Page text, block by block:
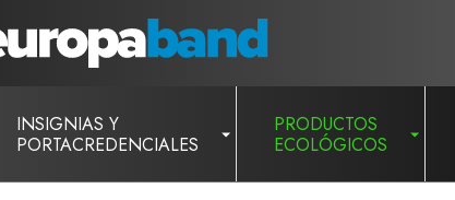
INSIGNIAS Y
PORTACREDENCIALES
PRODUCTOS
ECOLÓGICOS